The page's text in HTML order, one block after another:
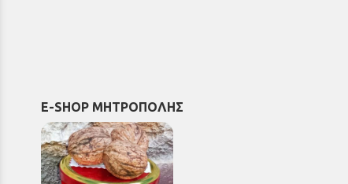
E-SHOP ΜΗΤΡΟΠΟΛΗΣ